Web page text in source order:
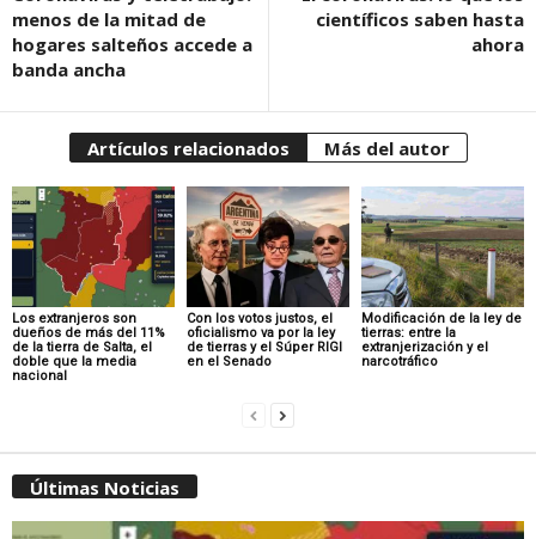
menos de la mitad de
hogares salteños accede a
banda ancha
científicos saben hasta
ahora
Artículos relacionados Más del autor
Los extranjeros son
dueños de más del 11%
de la tierra de Salta, el
doble que la media
nacional
Con los votos justos, el
oficialismo va por la ley
de tierras y el Súper RIGI
en el Senado
Modificación de la ley de
tierras: entre la
extranjerización y el
narcotráfico
Últimas Noticias